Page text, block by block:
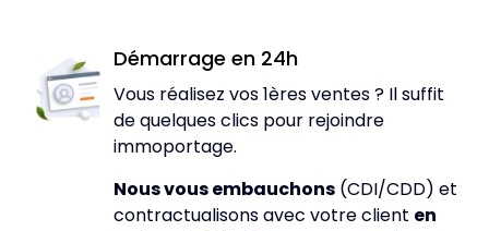
Démarrage en 24h
Vous réalisez vos 1ères ventes ? Il suffit
de quelques clics pour rejoindre
immoportage.
Nous vous embauchons (CDI/CDD) et
contractualisons avec votre client en